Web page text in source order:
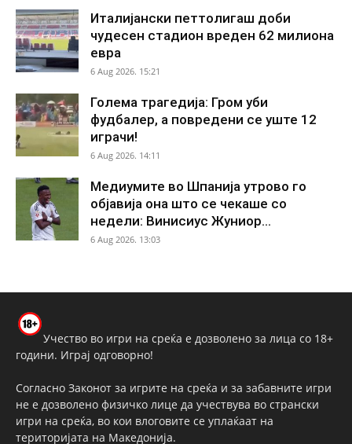
Италијански петтолигаш доби
чудесен стадион вреден 62 милиона
евра
6 Aug 2026. 15:21
Голема трагедија: Гром уби
фудбалер, а повредени се уште 12
играчи!
6 Aug 2026. 14:11
Медиумите во Шпанија утрово го
објавија она што се чекаше со
недели: Винисиус Жуниор...
6 Aug 2026. 13:03
Учество во игри на среќа е дозволено за лица со 18+
години. Играј одговорно!
Согласно Законот за игрите на среќа и за забавните игри
не е дозволено физичко лице да учествува во странски
игри на среќа, во кои влоговите се уплаќаат на
територијата на Македонија.